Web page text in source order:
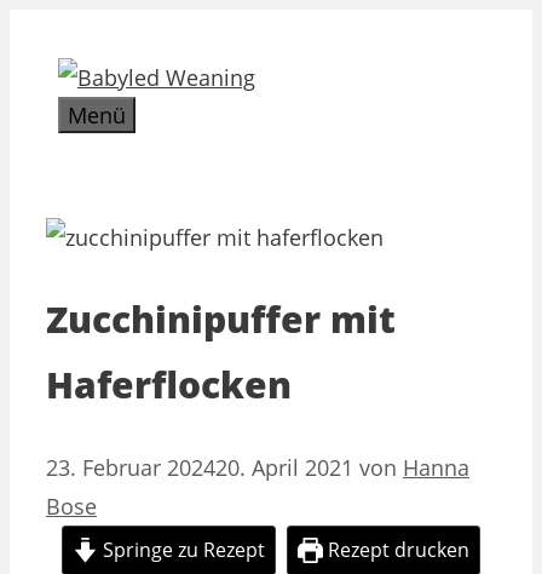
Inhalt
springenMenü
Zucchinipuffer mit
Haferflocken
23. Februar 202420. April 2021 von Hanna
Bose
Springe zu Rezept Rezept drucken